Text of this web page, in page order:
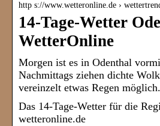
http s://www.wetteronline.de ›
14-Tage-Wetter
WetterOnline
Morgen ist es in Odenthal
Nachmittags ziehen dichte
vereinzelt etwas Regen möglich.
Das 14-Tage-Wetter für die
wetteronline.de